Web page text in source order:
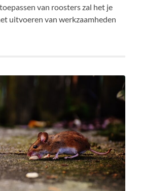
van roosters zal het je
uitvoeren van werkzaamheden